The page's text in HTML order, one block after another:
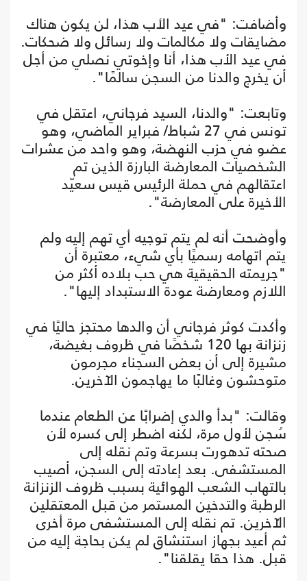
وأضافت: "في عيد الأب هذا، لن يكون هناك
مضايقات ولا مكالمات ولا رسائل ولا ضحكات.
في عيد الأب هذا، أنا وإخوتي نصلي من أجل
أن يخرج والدنا من السجن سالمًا".
وتابعت: "والدنا، السيد فرجاني، اعتقل في
تونس في 27 شباط/ فبراير الماضي، وهو
عضو في حزب النهضة، وهو واحد من عشرات
الشخصيات المعارضة البارزة الذين تم
اعتقالهم في حملة الرئيس قيس سعيّد
الأخيرة على المعارضة".
وأوضحت أنه لم يتم توجيه أي تهم إليه ولم
يتم اتهامه رسميًا بأي شيء، معتبرة أن
"جريمته الحقيقية هي حب بلاده أكثر من
اللازم ومعارضة عودة الاستبداد إليها".
وأكدت كوثر فرجاني أن والدها محتجز حاليًا في
زنزانة بها 120 شخصًا في ظروف بغيضة،
مشيرة إلى أن بعض السجناء مجرمون
متوحشون وغالبًا ما يهاجمون الآخرين.
وقالت: "بدأ والدي إضرابًا عن الطعام عندما
سُجن لأول مرة، لكنه اضطر إلى كسره لأن
صحته تدهورت بسرعة وتم نقله إلى
المستشفى. بعد إعادته إلى السجن، أصيب
بالتهاب الشعب الهوائية بسبب ظروف الزنزانة
الرطبة والتدخين المستمر من قبل المعتقلين
الآخرين. تم نقله إلى المستشفى مرة أخرى
ثم أعيد بجهاز استنشاق لم يكن بحاجة إليه من
قبل. هذا حقا يقلقنا".